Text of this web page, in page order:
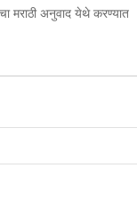
मराठी अनुवाद येथे करण्यात